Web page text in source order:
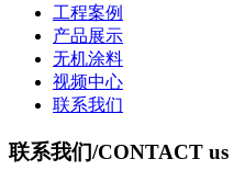
工程案例
产品展示
无机涂料
视频中心
联系我们
联系我们/CONTACT us